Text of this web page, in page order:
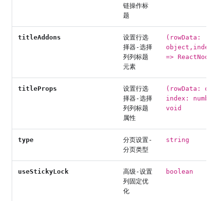
链操作标
题
titleAddons
设置行选
择器-选择
列列标题
元素
(rowData:
object,index:
=> ReactNode
titleProps
设置行选
择器-选择
列列标题
属性
(rowData:
index:
void
type
分页设置-
分页类型
string
useStickyLock
高级-设置
列固定优
化
boolean